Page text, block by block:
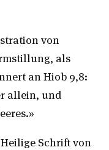
von
als
an Hiob 9,8:
allein, und
Schrift von